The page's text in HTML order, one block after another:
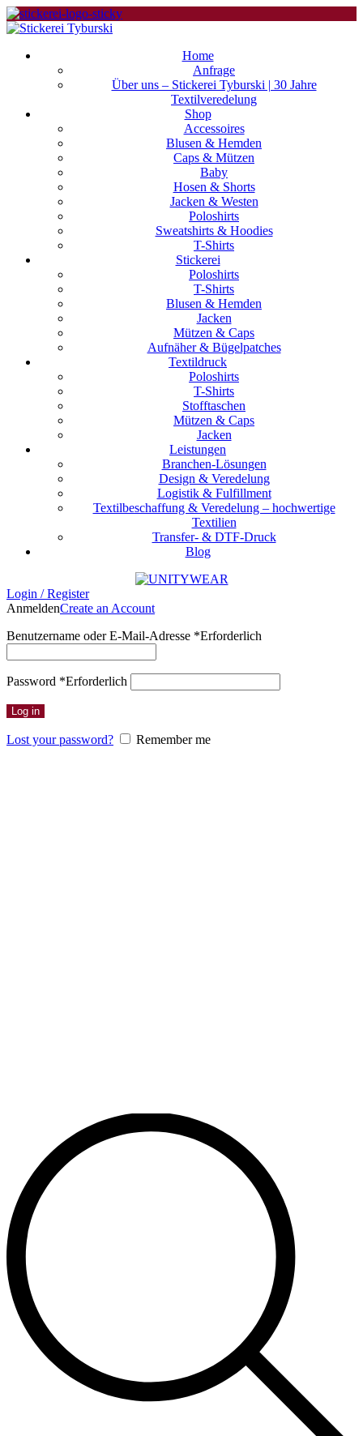
Home
Anfrage
Über uns – Stickerei Tyburski | 30 Jahre
Textilveredelung
Shop
Accessoires
Blusen & Hemden
Caps & Mützen
Baby
Hosen & Shorts
Jacken & Westen
Poloshirts
Sweatshirts & Hoodies
T-Shirts
Stickerei
Poloshirts
T-Shirts
Blusen & Hemden
Jacken
Mützen & Caps
Aufnäher & Bügelpatches
Textildruck
Poloshirts
T-Shirts
Stofftaschen
Mützen & Caps
Jacken
Leistungen
Branchen-Lösungen
Design & Veredelung
Logistik & Fulfillment
Textilbeschaffung & Veredelung – hochwertige
Textilien
Transfer- & DTF-Druck
Blog
Login / Register
AnmeldenCreate an Account
Benutzername oder E-Mail-Adresse *Erforderlich
Password *Erforderlich
Log in
Lost your password? Remember me